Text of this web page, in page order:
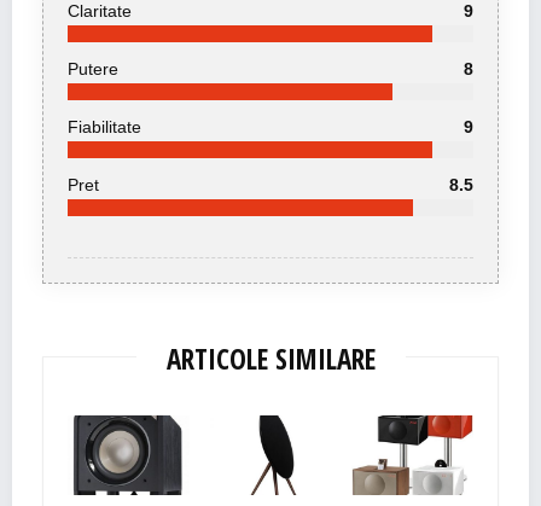
Claritate 9
Putere 8
Fiabilitate 9
Pret 8.5
ARTICOLE SIMILARE